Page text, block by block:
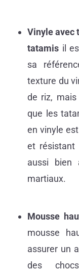
Vinyle avec
tatamis il
sa
texture du
de riz,
que les
en vinyle
et résistant
aussi bien
martiaux.
Mousse
mousse
assurer un
des